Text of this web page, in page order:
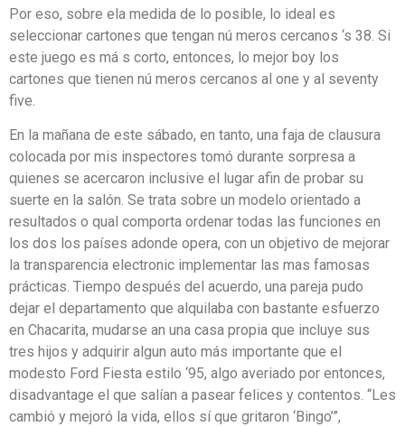
Por eso, sobre ela medida de lo posible, lo ideal es
seleccionar cartones que tengan nú meros cercanos ‘s 38. Si
este juego es má s corto, entonces, lo mejor boy los
cartones que tienen nú meros cercanos al one y al seventy
five.
En la mañana de este sábado, en tanto, una faja de clausura
colocada por mis inspectores tomó durante sorpresa a
quienes se acercaron inclusive el lugar afin de probar su
suerte en la salón. Se trata sobre un modelo orientado a
resultados o qual comporta ordenar todas las funciones en
los dos los países adonde opera, con un objetivo de mejorar
la transparencia electronic implementar las mas famosas
prácticas. Tiempo después del acuerdo, una pareja pudo
dejar el departamento que alquilaba con bastante esfuerzo
en Chacarita, mudarse an una casa propia que incluye sus
tres hijos y adquirir algun auto más importante que el
modesto Ford Fiesta estilo ‘95, algo averiado por entonces,
disadvantage el que salían a pasear felices y contentos. “Les
cambió y mejoró la vida, ellos sí que gritaron ‘Bingo’”,